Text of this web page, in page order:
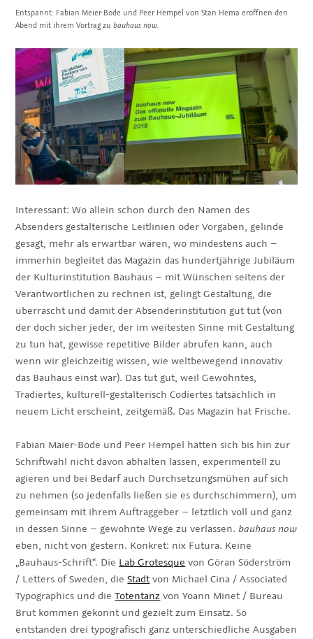
Entspannt: Fabian Meier-Bode und Peer Hempel von Stan Hema eröffnen den
Abend mit ihrem Vortrag zubauhausnow.
Interessant: Wo allein schon durch den Namen des
Absenders gestalterische Leitlinien oder Vorgaben, gelinde
gesagt, mehr als erwartbar wären, wo mindestens auch –
immerhin begleitet das Magazin das hundertjährige Jubiläum
der Kulturinstitution Bauhaus – mit Wünschen seitens der
Verantwortlichen zu rechnen ist, gelingt Gestaltung, die
überrascht und damit der Absenderinstitution gut tut (von
der doch sicher jeder, der im weitesten Sinne mit Gestaltung
zu tun hat, gewisse repetitive Bilder abrufen kann, auch
wenn wir gleichzeitig wissen, wie weltbewegend innovativ
das Bauhaus einst war). Das tut gut, weil Gewohntes,
Tradiertes, kulturell-gestalterisch Codiertes tatsächlich in
neuem Licht erscheint, zeitgemäß. Das Magazin hat Frische.
Fabian Maier-Bode und Peer Hempel hatten sich bis hin zur
Schriftwahl nicht davon abhalten lassen, experimentell zu
agieren und bei Bedarf auch Durchsetzungsmühen auf sich
zu nehmen (so jedenfalls ließen sie es durchschimmern), um
gemeinsam mit ihrem Auftraggeber – letztlich voll und ganz
in dessen Sinne – gewohnte Wege zu verlassen. bauhaus now
eben, nicht von gestern. Konkret: nix Futura. Keine
„Bauhaus-Schrift“. Die Lab Grotesque von Göran Söderström
/ Letters of Sweden, dieStadtvon Michael Cina / Associated
Typographics und dieTotentanz von Yoann Minet / Bureau
Brut kommen gekonnt und gezielt zum Einsatz. So
entstanden drei typografisch ganz unterschiedliche Ausgaben